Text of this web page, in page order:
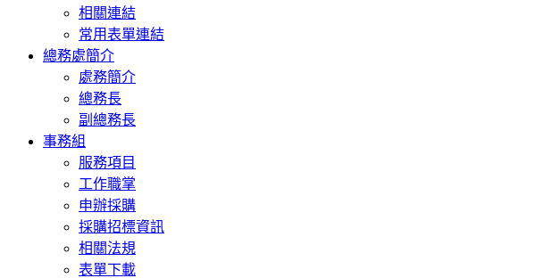
相關連結
常用表單連結
總務處簡介
處務簡介
總務長
副總務長
事務組
服務項目
工作職掌
申辦採購
採購招標資訊
相關法規
表單下載